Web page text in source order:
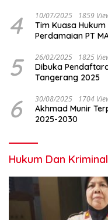
4 10/07/2025 1859
Tim Kuasa
Perdamaian PT
5 26/02/2025 1825
Dibuka
Tangerang 2025
6 30/08/2025 1704
Akhmad Munir
2025-2030
Hukum Dan Kriminal